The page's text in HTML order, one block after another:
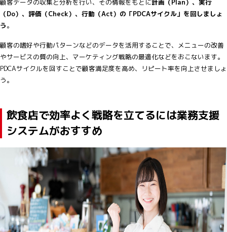
（Do）、評価（Check）、行動（Act）の「PDCAサイクル」を回しましょ
う。
顧客の嗜好や行動パターンなどのデータを活用することで、メニューの改善
やサービスの質の向上、マーケティング戦略の最適化などをおこないます。
PDCAサイクルを回すことで顧客満足度を高め、リピート率を向上させましょ
う。
飲食店で効率よく戦略を立てるには業務支援
システムがおすすめ